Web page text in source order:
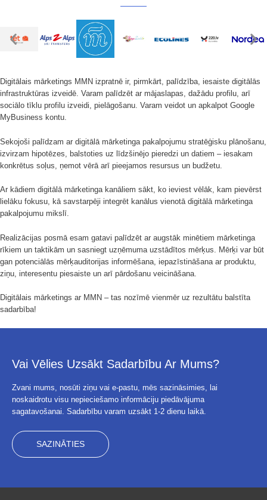
Digitālais mārketings MMN izpratnē ir, pirmkārt, palīdzība, iesaiste digitālās
infrastruktūras izveidē. Varam palīdzēt ar mājaslapas, dažādu profilu, arī
sociālo tīklu profilu izveidi, pielāgošanu. Varam veidot un apkalpot Google
MyBusiness kontu.
Sekojoši palīdzam ar digitālā mārketinga pakalpojumu stratēģisku plānošanu,
izvirzam hipotēzes, balstoties uz līdzšinējo pieredzi un datiem – iesakam
konkrētus soļus, ņemot vērā arī pieejamos resursus un budžetu.
Ar kādiem digitālā mārketinga kanāliem sākt, ko ieviest vēlāk, kam pievērst
lielāku fokusu, kā savstarpēji integrēt kanālus vienotā digitālā mārketinga
pakalpojumu mikslī.
Realizācijas posmā esam gatavi palīdzēt ar augstāk minētiem mārketinga
rīkiem un taktikām un sasniegt uzņēmuma uzstādītos mērķus. Mērķi var būt
gan potenciālās mērķauditorijas informēšana, iepazīstināšana ar produktu,
ziņu, interesentu piesaiste un arī pārdošanu veicināšana.
Digitālais mārketings ar MMN – tas nozīmē vienmēr uz rezultātu balstīta
sadarbība!
Vai Vēlies Uzsākt Sadarbību Ar Mums?
Zvani mums, nosūti ziņu vai e-pastu, mēs sazināsimies, lai
noskaidrotu visu nepieciešamo informāciju piedāvājuma
sagatavošanai. Sadarbību varam uzsākt 1-2 dienu laikā.
SAZINĀTIES